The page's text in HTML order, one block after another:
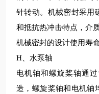
针转动。机械密封采用
和抵抗热冲击特点，介
机械密封的设计使用寿
H、水泵轴
电机轴和螺旋桨轴通
造，螺旋桨轴和电机轴